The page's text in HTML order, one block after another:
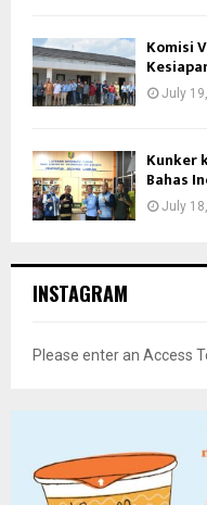
Komisi
July
Kunker
Bahas
July
INSTAGRAM
Please enter an Access